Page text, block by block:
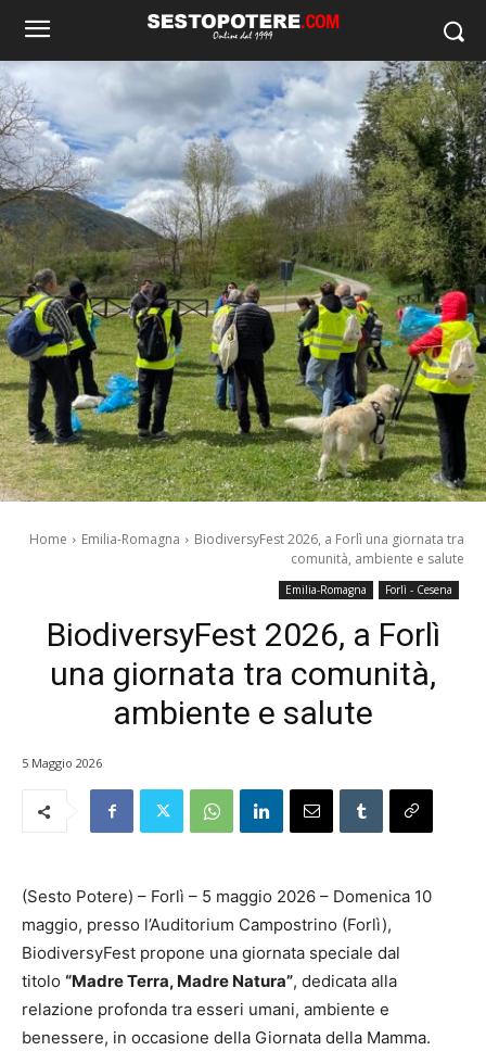
Home Emilia-Romagna
BiodiversyFest 2026, a Forlì una giornata tra
comunità, ambiente e salute
Emilia-Romagna Forlì - Cesena
BiodiversyFest 2026, a Forlì
una giornata tra comunità,
ambiente e salute
5 Maggio 2026
(Sesto Potere) – Forlì – 5 maggio 2026 – Domenica 10
maggio, presso l’Auditorium Campostrino (Forlì),
BiodiversyFest propone una giornata speciale dal
titolo “Madre Terra, Madre Natura”, dedicata alla
relazione profonda tra esseri umani, ambiente e
benessere, in occasione della Giornata della Mamma.